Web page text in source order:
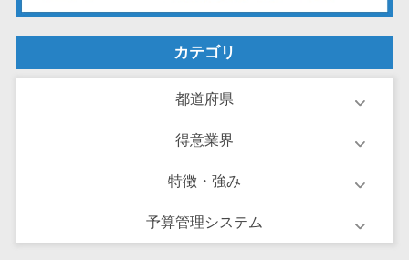
歯科向け電子
カルテ
歯科予約シス
リハビリ管理
システム
理システム
カテゴリ
都道府県
得意業界
特徴・強み
予算管理システム